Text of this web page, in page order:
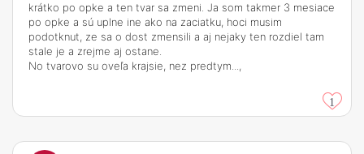
krátko po opke a ten tvar sa zmeni. Ja som takmer 3 mesiace
po opke a sú uplne ine ako na zaciatku, hoci musim
podotknut, ze sa o dost zmensili a aj nejaky ten rozdiel tam
stale je a zrejme aj ostane.
No tvarovo su oveľa krajsie, nez predtym...,
1